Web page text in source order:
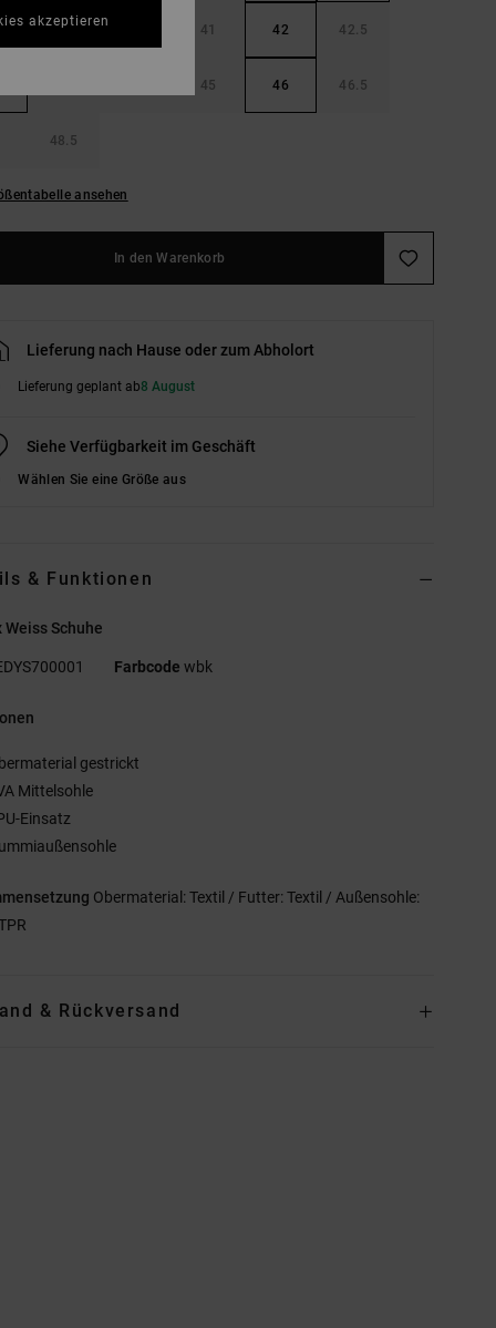
40 41 42 42.5
45 46 46.5
48.5
ansehen
In den Warenkorb
Lieferung nach Hause oder zum Abholort
Lieferung geplant ab8 August
Siehe Verfügbarkeit im Geschäft
Wählen Sie eine Größe aus
& Funktionen
Weiss Schuhe
Farbcode wbk
gestrickt
Mittelsohle
Einsatz
Obermaterial: Textil / Futter: Textil / Außensohle:
& Rückversand
akzeptieren